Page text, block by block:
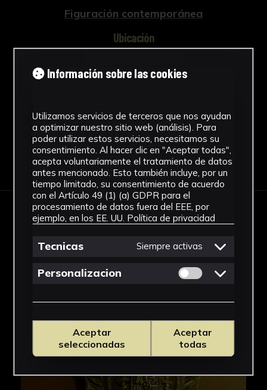
Figuración contemporánea
Ubicación
Laraña
Descargar Ficha
IMÁGENES
Información sobre las cookies
Utilizamos servicios de terceros que nos ayudan
a optimizar nuestro sitio web (análisis). Para
poder utilizar estos servicios, necesitamos su
consentimiento. Al hacer clic en "Aceptar todas",
acepta voluntariamente el tratamiento de datos
antes mencionado. Esto también incluye, por un
tiempo limitado, su consentimiento de acuerdo
con el Artículo 49 (1) (a) GDPR para el
procesamiento de datos fuera del EEE, por
ejemplo, en los EE. UU. Política de privacidad
Tecnicas Siempre activas
Personalizacion Permitir cookies
Aceptar
seleccionadas
Aceptar
todas